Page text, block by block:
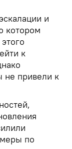
и
котором
к
не привели к
по